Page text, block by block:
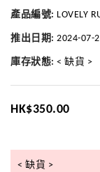
產品編號: LOVELY
推出日期: 2024-07-
庫存狀態: < 缺貨 >
HK$350.00
< 缺貨 >